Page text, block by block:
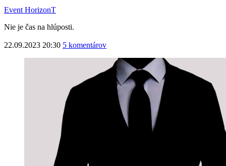
Event HorizonT
Nie je čas na hlúposti.
22.09.2023 20:30 5 komentárov